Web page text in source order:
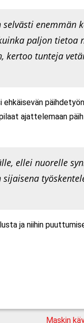
enemmän
paljon tietoa
kertoo tunteja
ajattelemaan
ellei nuorelle
ja niihin
Maskin